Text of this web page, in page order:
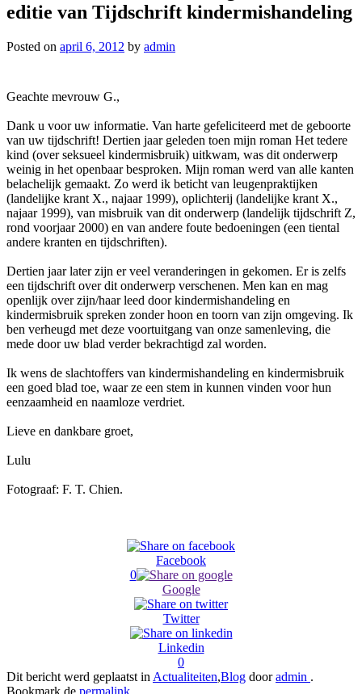
editie van Tijdschrift kindermishandeling
Posted on april 6, 2012 by admin
Geachte mevrouw G.,
Dank u voor uw informatie. Van harte gefeliciteerd met de geboorte
van uw tijdschrift! Dertien jaar geleden toen mijn roman Het tedere
kind (over seksueel kindermisbruik) uitkwam, was dit onderwerp
weinig in het openbaar besproken. Mijn roman werd van alle kanten
belachelijk gemaakt. Zo werd ik beticht van leugenpraktijken
(landelijke krant X., najaar 1999), oplichterij (landelijke krant X.,
najaar 1999), van misbruik van dit onderwerp (landelijk tijdschrift Z,
rond voorjaar 2000) en van andere foute bedoeningen (een tiental
andere kranten en tijdschriften).
Dertien jaar later zijn er veel veranderingen in gekomen. Er is zelfs
een tijdschrift over dit onderwerp verschenen. Men kan en mag
openlijk over zijn/haar leed door kindermishandeling en
kindermisbruik spreken zonder hoon en toorn van zijn omgeving. Ik
ben verheugd met deze voortuitgang van onze samenleving, die
mede door uw blad verder bekrachtigd zal worden.
Ik wens de slachtoffers van kindermishandeling en kindermisbruik
een goed blad toe, waar ze een stem in kunnen vinden voor hun
eenzaamheid en naamloze verdriet.
Lieve en dankbare groet,
Lulu
Fotograaf: F. T. Chien.
Facebook
0
Google
Twitter
Linkedin
0
Dit bericht werd geplaatst in Actualiteiten,Blog dooradmin .